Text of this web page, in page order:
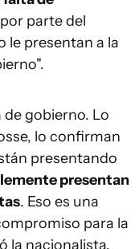
por parte del
le presentan a la
gobierno. Lo
lo confirman
presentando
presentan
. Eso es una
para la
la nacionalista.